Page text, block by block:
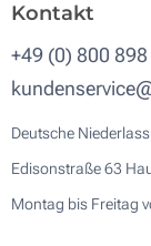
Kontakt
+49 (0) 800
Deutsche
Edisonstraße 63
Montag bis Freitag